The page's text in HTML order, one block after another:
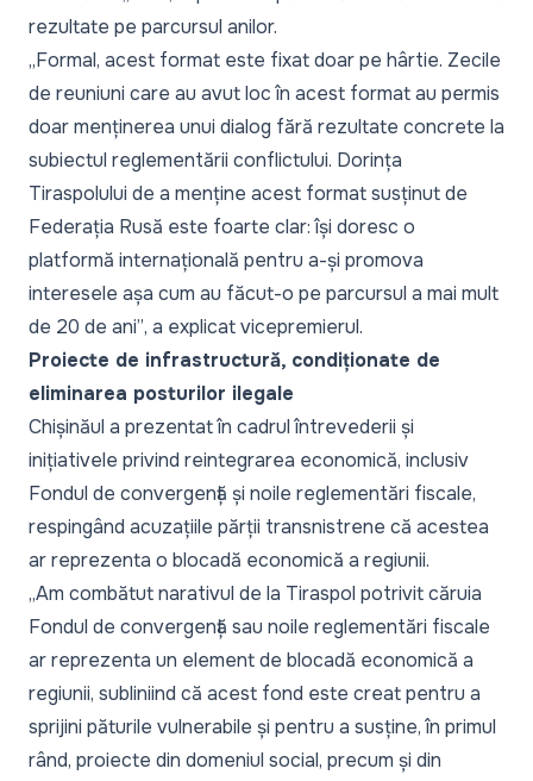
rezultate pe parcursul anilor.
„Formal, acest format este fixat doar pe hârtie. Zecile
de reuniuni care au avut loc în acest format au permis
doar menținerea unui dialog fără rezultate concrete la
subiectul reglementării conflictului. Dorința
Tiraspolului de a menține acest format susținut de
Federația Rusă este foarte clar: își doresc o
platformă internațională pentru a-și promova
interesele așa cum au făcut-o pe parcursul a mai mult
de 20 de ani”, a explicat vicepremierul.
Proiecte de infrastructură, condiționate de
eliminarea posturilor ilegale
Chișinăul a prezentat în cadrul întrevederii și
inițiativele privind reintegrarea economică, inclusiv
Fondul de convergență și noile reglementări fiscale,
respingând acuzațiile părții transnistrene că acestea
ar reprezenta o blocadă economică a regiunii.
„Am combătut narativul de la Tiraspol potrivit căruia
Fondul de convergență sau noile reglementări fiscale
ar reprezenta un element de blocadă economică a
regiunii, subliniind că acest fond este creat pentru a
sprijini păturile vulnerabile și pentru a susține, în primul
rând, proiecte din domeniul social, precum și din